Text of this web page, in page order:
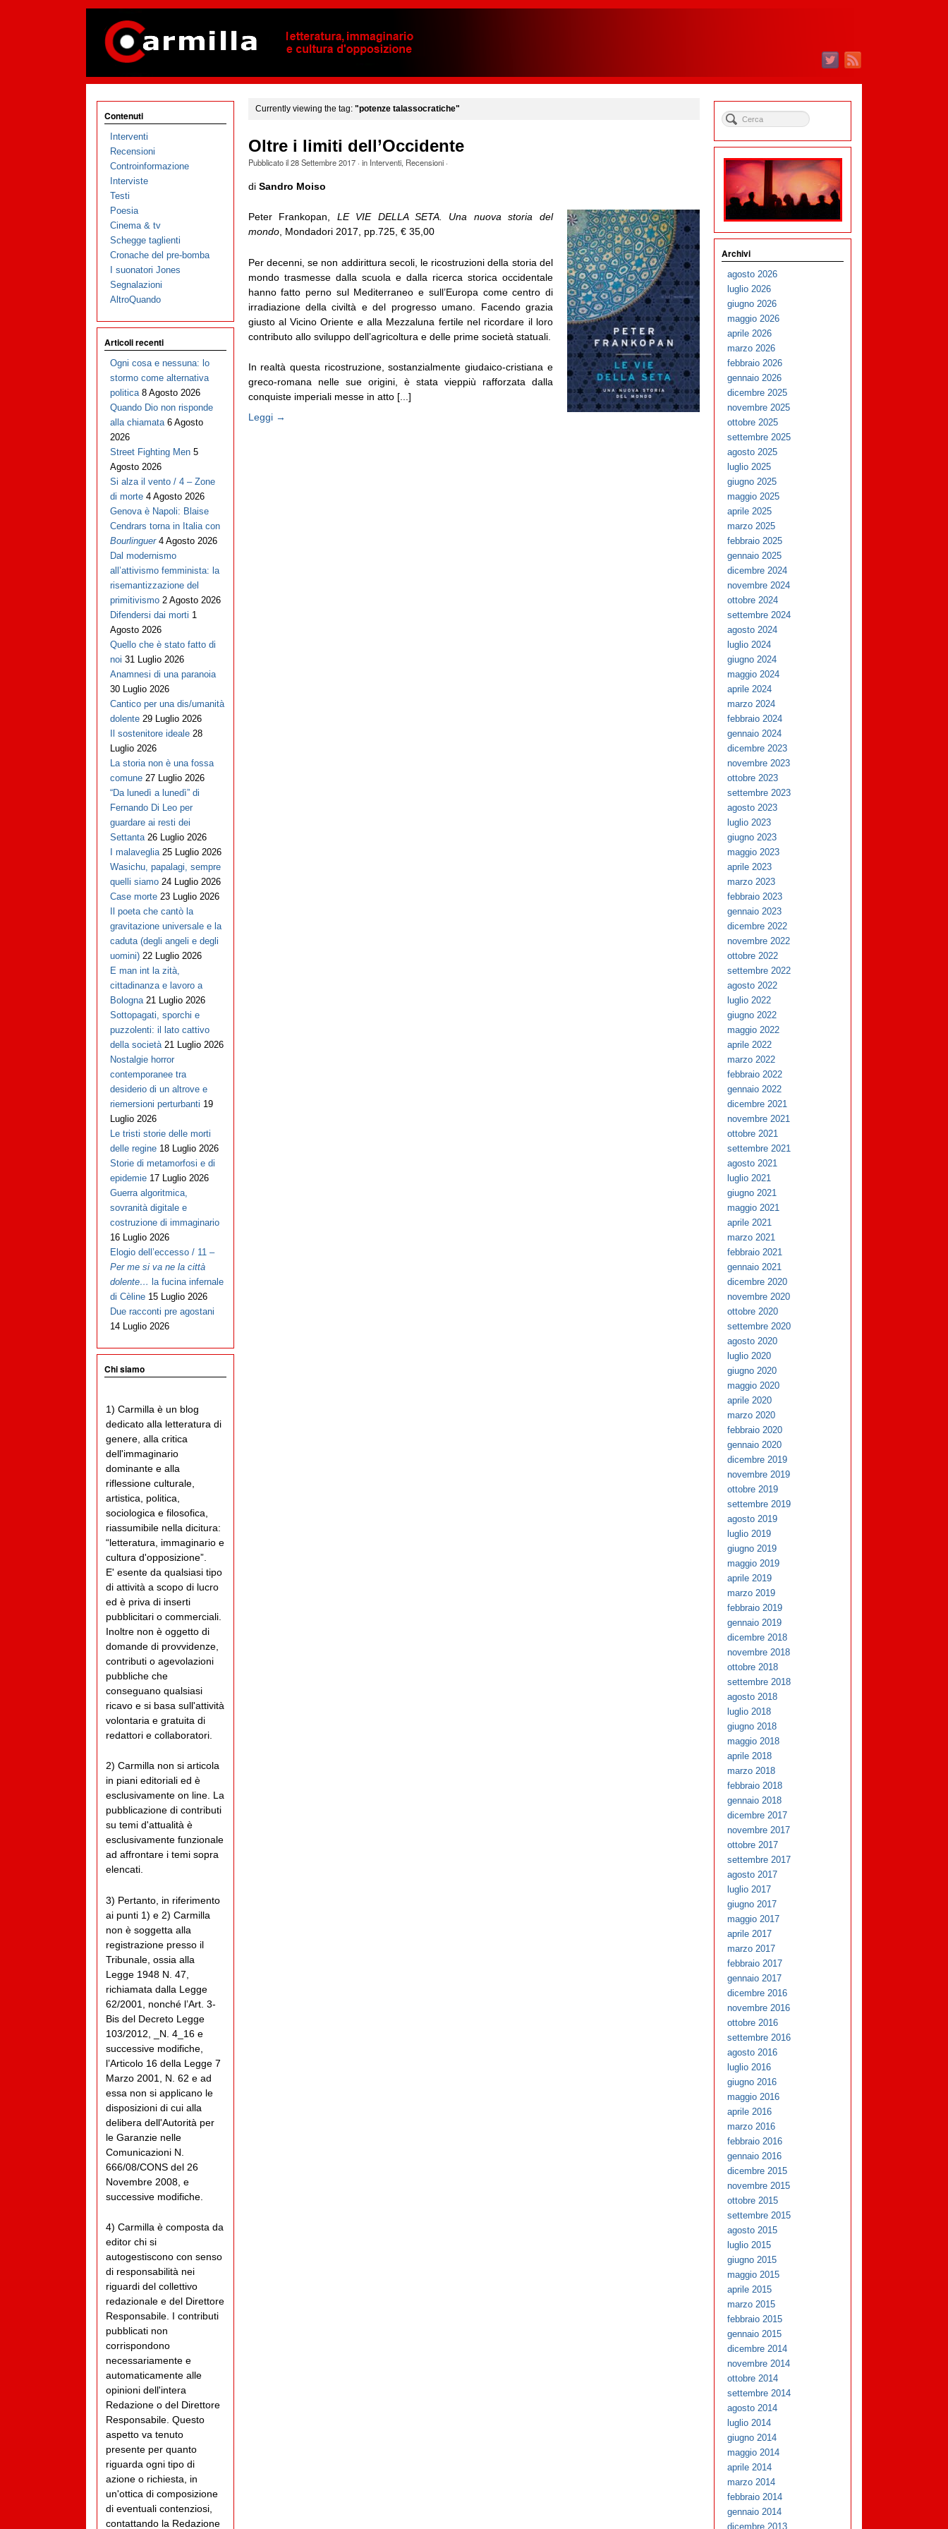
Currently viewing the tag: "potenze talassocratiche"
Oltre i limiti dell’Occidente
Pubblicato il28 Settembre 2017· in Interventi, Recensioni·
di Sandro Moiso
Peter Frankopan, LE VIE DELLA SETA. Una nuova storia del
mondo, Mondadori 2017, pp.725, € 35,00
Per decenni, se non addirittura secoli, le ricostruzioni della storia del
mondo trasmesse dalla scuola e dalla ricerca storica occidentale
hanno fatto perno sul Mediterraneo e sull’Europa come centro di
irradiazione della civiltà e del progresso umano. Facendo grazia
giusto al Vicino Oriente e alla Mezzaluna fertile nel ricordare il loro
contributo allo sviluppo dell’agricoltura e delle prime società statuali.
In realtà questa ricostruzione, sostanzialmente giudaico-cristiana e
greco-romana nelle sue origini, è stata vieppiù rafforzata dalla
conquiste imperiali messe in atto [...]
Leggi →
Contenuti
Interventi
Recensioni
Controinformazione
Interviste
Testi
Poesia
Cinema & tv
Schegge taglienti
Cronache del pre-bomba
I suonatori Jones
Segnalazioni
AltroQuando
Articoli recenti
Ogni cosa e nessuna: lo
stormo come alternativa
politica 8 Agosto 2026
Quando Dio non risponde
alla chiamata 6 Agosto
2026
Street Fighting Men 5
Agosto 2026
Si alza il vento / 4 – Zone
di morte 4 Agosto 2026
Genova è Napoli: Blaise
Cendrars torna in Italia con
Bourlinguer 4 Agosto 2026
Dal modernismo
all’attivismo femminista: la
risemantizzazione del
primitivismo 2 Agosto 2026
Difendersi dai morti 1
Agosto 2026
Quello che è stato fatto di
noi 31 Luglio 2026
Anamnesi di una paranoia
30 Luglio 2026
Cantico per una dis/umanità
dolente 29 Luglio 2026
Il sostenitore ideale 28
Luglio 2026
La storia non è una fossa
comune 27 Luglio 2026
“Da lunedì a lunedì” di
Fernando Di Leo per
guardare ai resti dei
Settanta 26 Luglio 2026
I malaveglia 25 Luglio 2026
Wasichu, papalagi, sempre
quelli siamo 24 Luglio 2026
Case morte 23 Luglio 2026
Il poeta che cantò la
gravitazione universale e la
caduta (degli angeli e degli
uomini) 22 Luglio 2026
E man int la zità,
cittadinanza e lavoro a
Bologna 21 Luglio 2026
Sottopagati, sporchi e
puzzolenti: il lato cattivo
della società 21 Luglio 2026
Nostalgie horror
contemporanee tra
desiderio di un altrove e
riemersioni perturbanti 19
Luglio 2026
Le tristi storie delle morti
delle regine 18 Luglio 2026
Storie di metamorfosi e di
epidemie 17 Luglio 2026
Guerra algoritmica,
sovranità digitale e
costruzione di immaginario
16 Luglio 2026
Elogio dell’eccesso / 11 –
Per me si va ne la città
dolente… la fucina infernale
di Cèline 15 Luglio 2026
Due racconti pre agostani
14 Luglio 2026
Chi siamo
1) Carmilla è un blog
dedicato alla letteratura di
genere, alla critica
dell'immaginario
dominante e alla
riflessione culturale,
artistica, politica,
sociologica e filosofica,
riassumibile nella dicitura:
“letteratura, immaginario e
cultura d'opposizione”.
E' esente da qualsiasi tipo
di attività a scopo di lucro
ed è priva di inserti
pubblicitari o commerciali.
Inoltre non è oggetto di
domande di provvidenze,
contributi o agevolazioni
pubbliche che
conseguano qualsiasi
ricavo e si basa sull'attività
volontaria e gratuita di
redattori e collaboratori.
2) Carmilla non si articola
in piani editoriali ed è
esclusivamente on line. La
pubblicazione di contributi
su temi d'attualità è
esclusivamente funzionale
ad affrontare i temi sopra
elencati.
3) Pertanto, in riferimento
ai punti 1) e 2) Carmilla
non è soggetta alla
registrazione presso il
Tribunale, ossia alla
Legge 1948 N. 47,
richiamata dalla Legge
62/2001, nonché l’Art. 3-
Bis del Decreto Legge
103/2012, _N. 4_16 e
successive modifiche,
l’Articolo 16 della Legge 7
Marzo 2001, N. 62 e ad
essa non si applicano le
disposizioni di cui alla
delibera dell'Autorità per
le Garanzie nelle
Comunicazioni N.
666/08/CONS del 26
Novembre 2008, e
successive modifiche.
4) Carmilla è composta da
editor chi si
autogestiscono con senso
di responsabilità nei
riguardi del collettivo
redazionale e del Direttore
Responsabile. I contributi
pubblicati non
corrispondono
necessariamente e
automaticamente alle
opinioni dell'intera
Redazione o del Direttore
Responsabile. Questo
aspetto va tenuto
presente per quanto
riguarda ogni tipo di
azione o richiesta, in
un'ottica di composizione
di eventuali contenziosi,
contattando la Redazione
Archivi
agosto 2026
luglio 2026
giugno 2026
maggio 2026
aprile 2026
marzo 2026
febbraio 2026
gennaio 2026
dicembre 2025
novembre 2025
ottobre 2025
settembre 2025
agosto 2025
luglio 2025
giugno 2025
maggio 2025
aprile 2025
marzo 2025
febbraio 2025
gennaio 2025
dicembre 2024
novembre 2024
ottobre 2024
settembre 2024
agosto 2024
luglio 2024
giugno 2024
maggio 2024
aprile 2024
marzo 2024
febbraio 2024
gennaio 2024
dicembre 2023
novembre 2023
ottobre 2023
settembre 2023
agosto 2023
luglio 2023
giugno 2023
maggio 2023
aprile 2023
marzo 2023
febbraio 2023
gennaio 2023
dicembre 2022
novembre 2022
ottobre 2022
settembre 2022
agosto 2022
luglio 2022
giugno 2022
maggio 2022
aprile 2022
marzo 2022
febbraio 2022
gennaio 2022
dicembre 2021
novembre 2021
ottobre 2021
settembre 2021
agosto 2021
luglio 2021
giugno 2021
maggio 2021
aprile 2021
marzo 2021
febbraio 2021
gennaio 2021
dicembre 2020
novembre 2020
ottobre 2020
settembre 2020
agosto 2020
luglio 2020
giugno 2020
maggio 2020
aprile 2020
marzo 2020
febbraio 2020
gennaio 2020
dicembre 2019
novembre 2019
ottobre 2019
settembre 2019
agosto 2019
luglio 2019
giugno 2019
maggio 2019
aprile 2019
marzo 2019
febbraio 2019
gennaio 2019
dicembre 2018
novembre 2018
ottobre 2018
settembre 2018
agosto 2018
luglio 2018
giugno 2018
maggio 2018
aprile 2018
marzo 2018
febbraio 2018
gennaio 2018
dicembre 2017
novembre 2017
ottobre 2017
settembre 2017
agosto 2017
luglio 2017
giugno 2017
maggio 2017
aprile 2017
marzo 2017
febbraio 2017
gennaio 2017
dicembre 2016
novembre 2016
ottobre 2016
settembre 2016
agosto 2016
luglio 2016
giugno 2016
maggio 2016
aprile 2016
marzo 2016
febbraio 2016
gennaio 2016
dicembre 2015
novembre 2015
ottobre 2015
settembre 2015
agosto 2015
luglio 2015
giugno 2015
maggio 2015
aprile 2015
marzo 2015
febbraio 2015
gennaio 2015
dicembre 2014
novembre 2014
ottobre 2014
settembre 2014
agosto 2014
luglio 2014
giugno 2014
maggio 2014
aprile 2014
marzo 2014
febbraio 2014
gennaio 2014
dicembre 2013